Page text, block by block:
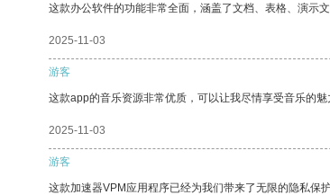
这款办公软件的功能非常全面，涵盖了文档、表格、演示
2025-11-03
游客
这款app的音乐资源非常优质，可以让我尽情享受音乐的魅
2025-11-03
游客
这款加速器VPM应用程序已经为我们带来了无限的隐私保护